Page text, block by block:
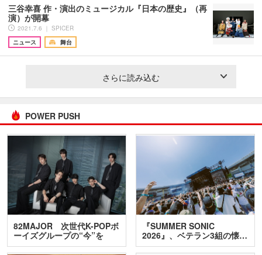
三谷幸喜 作・演出のミュージカル『日本の歴史』（再
演）が開幕
2021.7.6 ｜ SPICER
ニュース
舞台
さらに読み込む
POWER PUSH
82MAJOR 次世代K-POPボ
ーイズグループの“今”を
訊…
『SUMMER SONIC
2026』、ベテラン3組の懐…